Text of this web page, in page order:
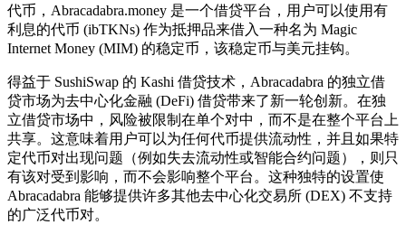
代币，Abracadabra.money 是一个借贷平台，用户可以使用有
利息的代币 (ibTKNs) 作为抵押品来借入一种名为 Magic
Internet Money (MIM) 的稳定币，该稳定币与美元挂钩。
得益于 SushiSwap 的 Kashi 借贷技术，Abracadabra 的独立借
贷市场为去中心化金融 (DeFi) 借贷带来了新一轮创新。在独
立借贷市场中，风险被限制在单个对中，而不是在整个平台上
共享。这意味着用户可以为任何代币提供流动性，并且如果特
定代币对出现问题（例如失去流动性或智能合约问题），则只
有该对受到影响，而不会影响整个平台。这种独特的设置使
Abracadabra 能够提供许多其他去中心化交易所 (DEX) 不支持
的广泛代币对。